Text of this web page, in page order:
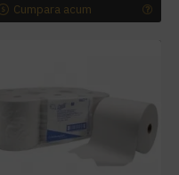
Cumpara acum